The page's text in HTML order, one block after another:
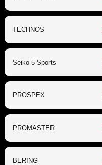
TECHNOS
Seiko 5 Sports
PROSPEX
PROMASTER
BERING